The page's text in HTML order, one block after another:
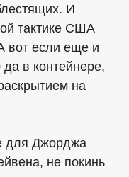
И
тактике США
вот если еще и
в контейнере,
на
для Джорджа
не покинь